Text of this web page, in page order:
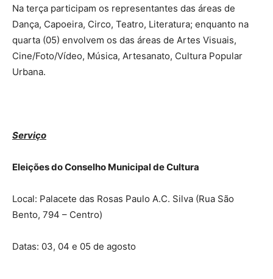
Na terça participam os representantes das áreas de
Dança, Capoeira, Circo, Teatro, Literatura; enquanto na
quarta (05) envolvem os das áreas de Artes Visuais,
Cine/Foto/Vídeo, Música, Artesanato, Cultura Popular
Urbana.
Serviço
Eleições do Conselho Municipal de Cultura
Local: Palacete das Rosas Paulo A.C. Silva (Rua São
Bento, 794 – Centro)
Datas: 03, 04 e 05 de agosto